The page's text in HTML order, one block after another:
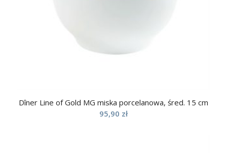
Dîner Line of Gold MG miska porcelanowa, śred. 15 cm
95,90 zł